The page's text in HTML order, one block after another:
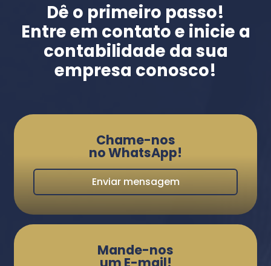
Dê o primeiro passo!
Entre em contato e inicie a
contabilidade da sua
empresa conosco!
Chame-nos
no WhatsApp!
Enviar mensagem
Mande-nos